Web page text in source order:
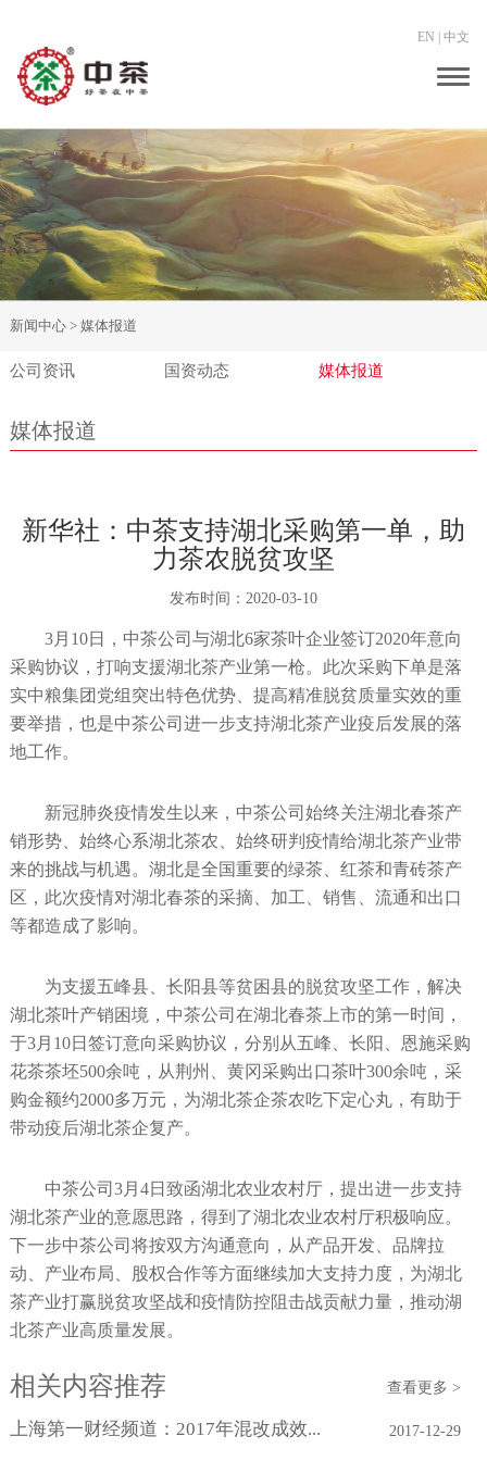
EN 中文
新闻中心 > 媒体报道
公司资讯 国资动态 媒体报道
媒体报道
新华社：中茶支持湖北采购第一单，助
力茶农脱贫攻坚
发布时间： 2020-03-10
3月10日，中茶公司与湖北6家茶叶企业签订2020年意向
采购协议，打响支援湖北茶产业第一枪。此次采购下单是落
实中粮集团党组突出特色优势、提高精准脱贫质量实效的重
要举措，也是中茶公司进一步支持湖北茶产业疫后发展的落
地工作。
新冠肺炎疫情发生以来，中茶公司始终关注湖北春茶产
销形势、始终心系湖北茶农、始终研判疫情给湖北茶产业带
来的挑战与机遇。湖北是全国重要的绿茶、红茶和青砖茶产
区，此次疫情对湖北春茶的采摘、加工、销售、流通和出口
等都造成了影响。
为支援五峰县、长阳县等贫困县的脱贫攻坚工作，解决
湖北茶叶产销困境，中茶公司在湖北春茶上市的第一时间，
于3月10日签订意向采购协议，分别从五峰、长阳、恩施采购
花茶茶坯500余吨，从荆州、黄冈采购出口茶叶300余吨，采
购金额约2000多万元，为湖北茶企茶农吃下定心丸，有助于
带动疫后湖北茶企复产。
中茶公司3月4日致函湖北农业农村厅，提出进一步支持
湖北茶产业的意愿思路，得到了湖北农业农村厅积极响应。
下一步中茶公司将按双方沟通意向，从产品开发、品牌拉
动、产业布局、股权合作等方面继续加大支持力度，为湖北
茶产业打赢脱贫攻坚战和疫情防控阻击战贡献力量，推动湖
北茶产业高质量发展。
相关内容推荐 查看更多 >
上海第一财经频道：2017年混改成效... 2017-12-29